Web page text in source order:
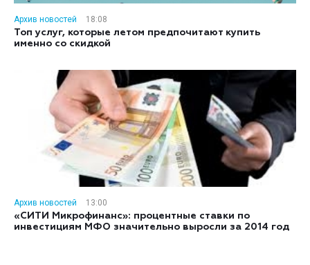
Архив новостей
18:08
Топ услуг, которые летом предпочитают купить
именно со скидкой
Архив новостей
13:00
«СИТИ Микрофинанс»: процентные ставки по
инвестициям МФО значительно выросли за 2014 год